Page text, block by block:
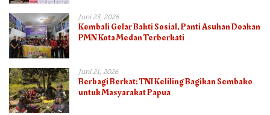
Juni 23, 2026
Kembali Gelar Bakti Sosial, Panti Asuhan Doakan
PMN Kota Medan Terberkati
Juni 21, 2026
Berbagi Berkat: TNI Keliling Bagikan Sembako
untuk Masyarakat Papua